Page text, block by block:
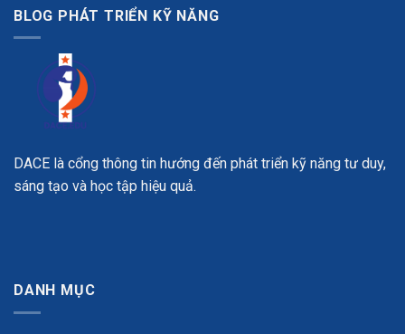
BLOG PHÁT TRIỂN KỸ NĂNG
DACE là cổng thông tin hướng đến phát triển kỹ năng tư duy,
sáng tạo và học tập hiệu quả.
DANH MỤC